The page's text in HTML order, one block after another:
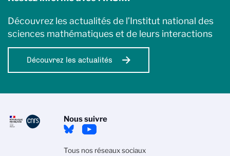
Découvrez les actualités de l’Institut national des
sciences mathématiques et de leurs interactions
Découvrez les actualités
Nous suivre
Tous nos réseaux sociaux